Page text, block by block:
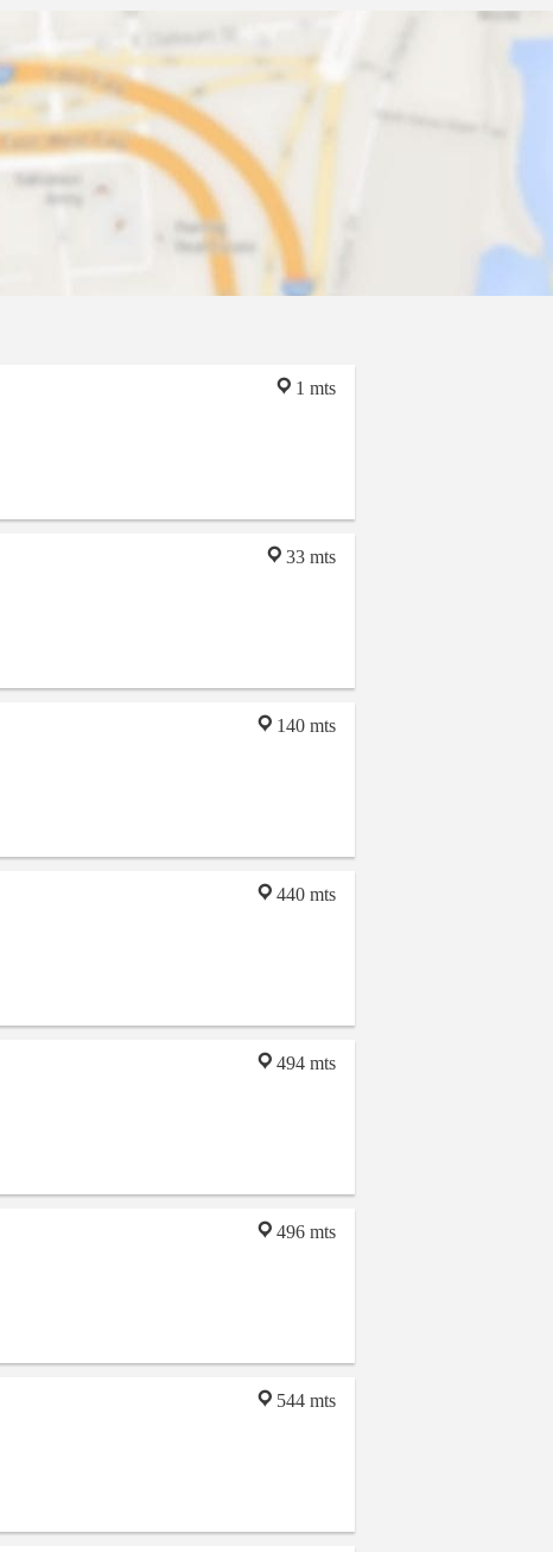
1 mts
33 mts
140 mts
440 mts
494 mts
496 mts
544 mts